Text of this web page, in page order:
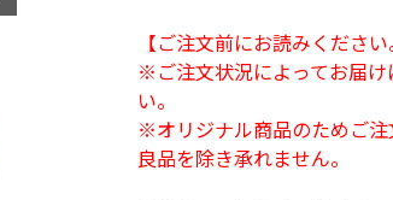
【ご注文前にお読みください
※ご注文状況によってお届け
い。
※オリジナル商品のためご
良品を除き承れません。